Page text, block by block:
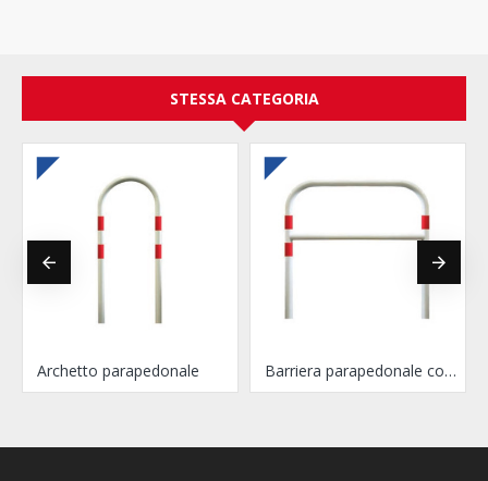
STESSA CATEGORIA
Archetto parapedonale Barriera parapedonale con traverso